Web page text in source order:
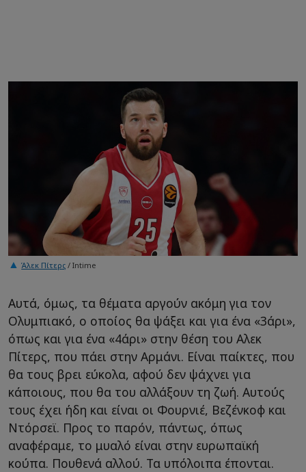
Άλεκ Πίτερς / Intime
Αυτά, όμως, τα θέματα αργούν ακόμη για τον
Ολυμπιακό, ο οποίος θα ψάξει και για ένα «3άρι»,
όπως και για ένα «4άρι» στην θέση του Αλεκ
Πίτερς, που πάει στην Αρμάνι. Είναι παίκτες, που
θα τους βρει εύκολα, αφού δεν ψάχνει για
κάποιους, που θα του αλλάξουν τη ζωή. Αυτούς
τους έχει ήδη και είναι οι Φουρνιέ, Βεζένκοφ και
Ντόρσεϊ. Προς το παρόν, πάντως, όπως
αναφέραμε, το μυαλό είναι στην ευρωπαϊκή
κούπα. Πουθενά αλλού. Τα υπόλοιπα έπονται.